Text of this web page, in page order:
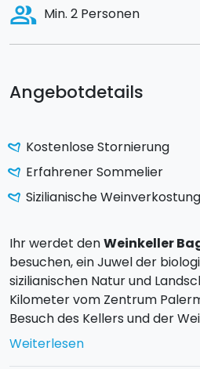
Angebotdetails
Kostenlose Stornierung
Erfahrener Sommelier
Sizilianische Weinverkostung
Ihr werdet denWeinkeller
besuchen, ein Juwel der
sizilianischen Natur und
Kilometer vom Zentrum
Besuch des Kellers und der
besonderes Erlebnis der Sinne
Weiterlesen
people_alt Min. 2 Personen